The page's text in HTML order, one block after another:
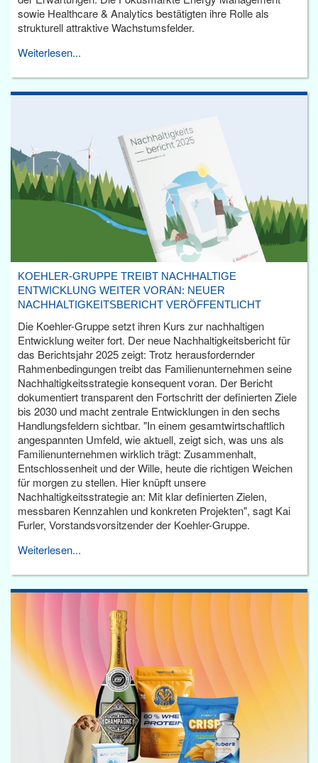
sowie Healthcare & Analytics bestätigten ihre Rolle als
strukturell attraktive Wachstumsfelder.
Weiterlesen...
KOEHLER-GRUPPE TREIBT NACHHALTIGE
ENTWICKLUNG WEITER VORAN: NEUER
NACHHALTIGKEITSBERICHT VERÖFFENTLICHT
Die Koehler-Gruppe setzt ihren Kurs zur nachhaltigen
Entwicklung weiter fort. Der neue Nachhaltigkeitsbericht für
das Berichtsjahr 2025 zeigt: Trotz herausfordernder
Rahmenbedingungen treibt das Familienunternehmen seine
Nachhaltigkeitsstrategie konsequent voran. Der Bericht
dokumentiert transparent den Fortschritt der definierten Ziele
bis 2030 und macht zentrale Entwicklungen in den sechs
Handlungsfeldern sichtbar. "In einem gesamtwirtschaftlich
angespannten Umfeld, wie aktuell, zeigt sich, was uns als
Familienunternehmen wirklich trägt: Zusammenhalt,
Entschlossenheit und der Wille, heute die richtigen Weichen
für morgen zu stellen. Hier knüpft unsere
Nachhaltigkeitsstrategie an: Mit klar definierten Zielen,
messbaren Kennzahlen und konkreten Projekten", sagt Kai
Furler, Vorstandsvorsitzender der Koehler-Gruppe.
Weiterlesen...